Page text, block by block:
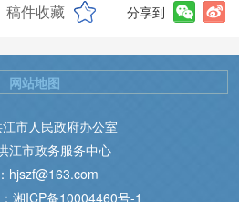
稿件收藏 分享到
市人民政府办公室
江市政务服务中心
hjszf@163.com
湘ICP备10004460号-1
网站地图